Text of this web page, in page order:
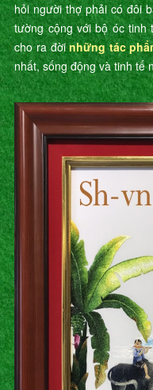
hỏi người thợ phải có đôi
tường cộng với bộ óc
cho ra đờinhững tác
nhất, sống động và tinh tế